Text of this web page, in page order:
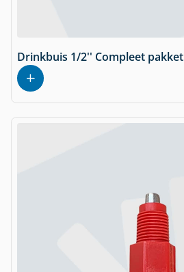
Drinkbuis 1/2'' Compleet pakket